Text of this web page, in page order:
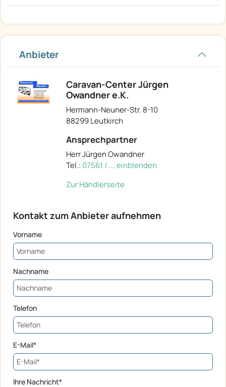
Anbieter
Caravan-Center Jürgen
Owandner e.K.
Hermann-Neuner-Str. 8-10
88299 Leutkirch
Ansprechpartner
Herr Jürgen Owandner
Tel.: 07561 / ... einblenden
Zur Händlerseite
Kontakt zum Anbieter aufnehmen
Vorname
Nachname
Telefon
E-Mail*
Ihre Nachricht*